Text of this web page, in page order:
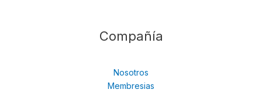
Compañía
Nosotros
Membresias